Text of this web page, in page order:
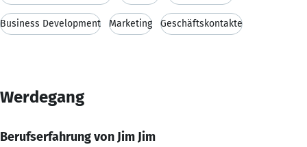
Business Development Marketing Geschäftskontakte
Werdegang
Berufserfahrung von Jim Jim